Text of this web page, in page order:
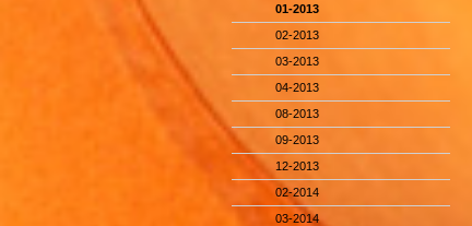
01-2013
02-2013
03-2013
04-2013
08-2013
09-2013
12-2013
02-2014
03-2014